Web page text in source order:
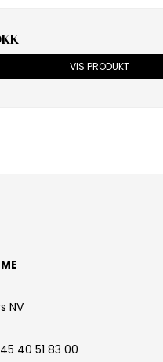
VIS PRODUKT
NV
40 51 83 00